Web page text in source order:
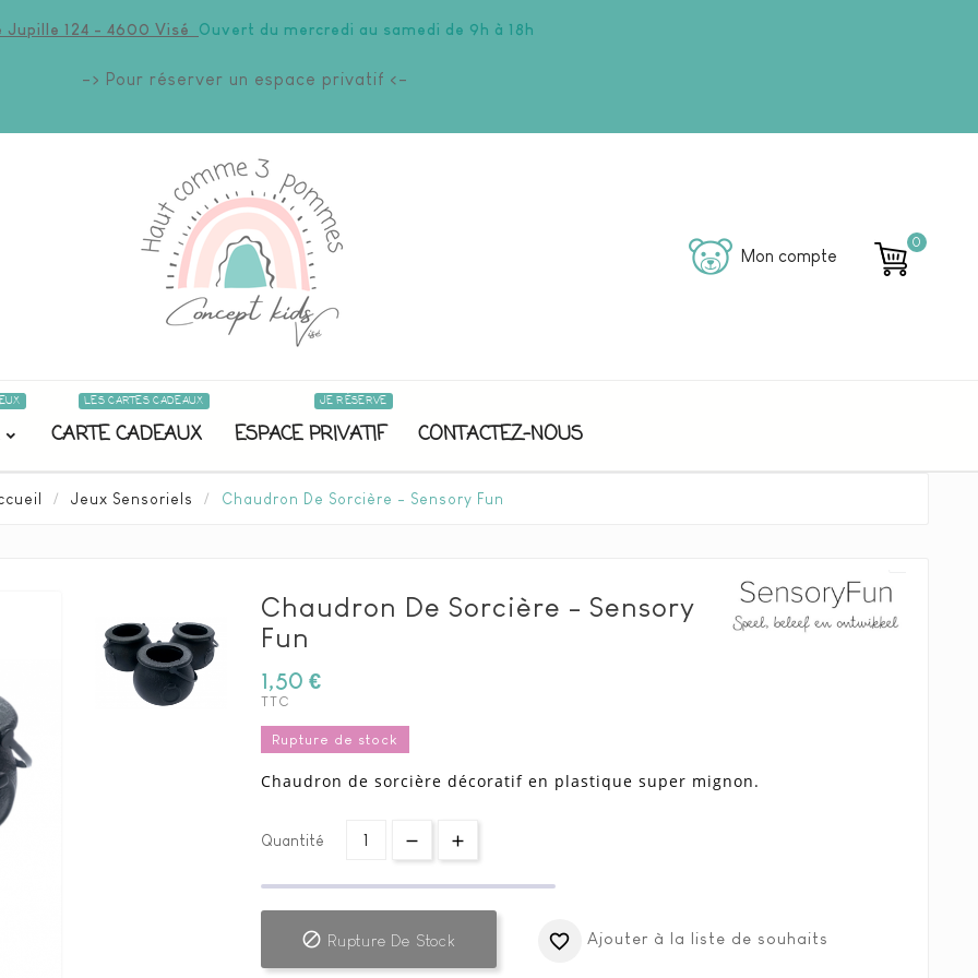
Jupille 124 - 4600 Visé Ouvert du mercredi au samedi de 9h à 18h
-> Pour réserver un espace privatif <-
Mon compte
0
CARTE CADEAUX
LES CARTES CADEAUX
ESPACE PRIVATIF
JE RÉSERVE
CONTACTEZ-NOUS
Jeux Sensoriels Chaudron De Sorcière - Sensory Fun
Chaudron De Sorcière - Sensory
Fun
1,50 €
TTC
Rupture de stock
Chaudron de sorcière décoratif en plastique super mignon.
Quantité
 Rupture De Stock  Ajouter à la liste de souhaits